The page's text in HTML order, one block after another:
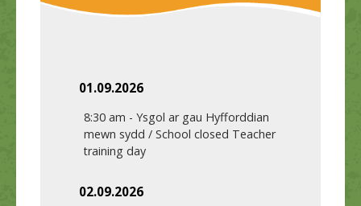
01.09.2026
8:30 am - Ysgol ar gau Hyfforddian
mewn sydd / School closed Teacher
training day
02.09.2026